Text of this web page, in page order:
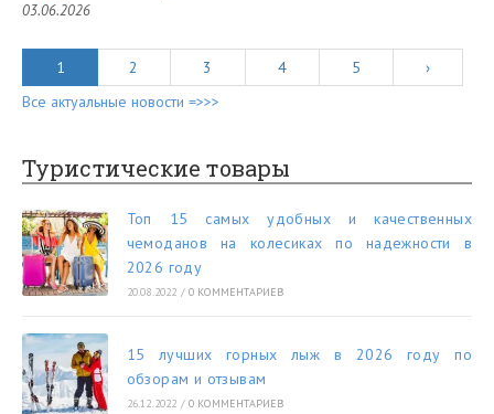
03.06.2026
1 2 3 4 5
›
Все актуальные новости =>>>
Туристические товары
Топ 15 самых удобных и качественных
чемоданов на колесиках по надежности в
2026 году
20.08.2022 / 0 КОММЕНТАРИЕВ
15 лучших горных лыж в 2026 году по
обзорам и отзывам
26.12.2022 / 0 КОММЕНТАРИЕВ